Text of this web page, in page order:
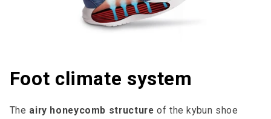
Foot climate system
The airy honeycomb structure of the kybun shoe